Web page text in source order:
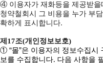
④ 이용자가 재화등을 제공받을
청약철회시 그 비용을 누가 부
확하게 표시합니다.
제17조(개인정보보호)
① “몰”은 이용자의 정보수집시
보를 수집합니다. 다음 사항을